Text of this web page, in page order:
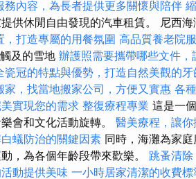
務內容，為長者提供更多關懷與陪伴
供休閒自由發現的汽車租賃。 尼西
，打造專屬的用餐氛圍 高品質養老院
及的雪地 辦護照需要攜帶哪些文件，
瓷冠的特點與優勢，打造自然美觀的牙
家，找當地搬家公司，方便又實惠 各
實現您的需求 整復療程專業 這是一
會和文化活動旋轉。 醫美療程，讓
蟻防治的關鍵因素 同時，海灘為家
，為各個年齡段帶來歡樂。 跳蚤清
動提供美味 一小時居家清潔的收費標